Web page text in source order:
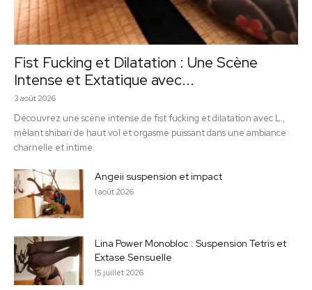
Fist Fucking et Dilatation : Une Scène
Intense et Extatique avec...
3 août 2026
Découvrez une scène intense de fist fucking et dilatation avec L.,
mêlant shibari de haut vol et orgasme puissant dans une ambiance
charnelle et intime.
Angeii suspension et impact
1 août 2026
Lina Power Monobloc : Suspension Tetris et
Extase Sensuelle
15 juillet 2026